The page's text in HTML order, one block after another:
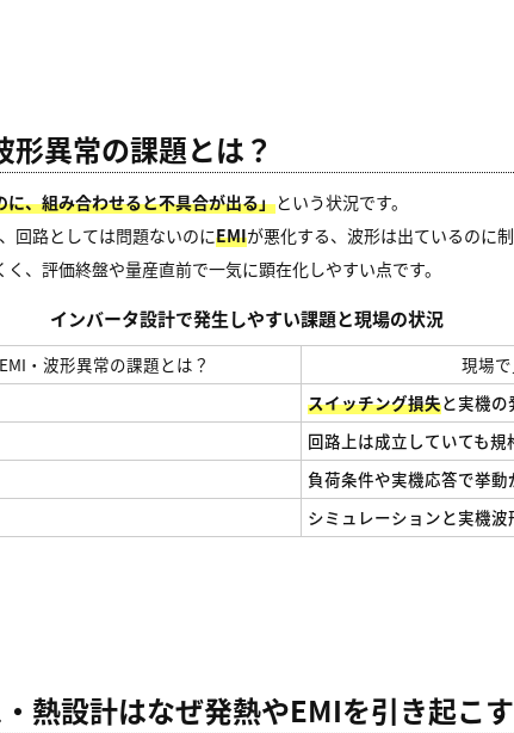
異常の課題とは？
に、組み合わせると不具合が出る」という状況です。
回路としては問題ないのにEMIが悪化する、波形は出ているのに
、評価終盤や量産直前で一気に顕在化しやすい点です。
インバータ設計で発生しやすい課題と現場の状況
・波形異常の課題とは？
現場
スイッチング損失と実機
回路上は成立していても
負荷条件や実機応答で挙動
シミュレーションと実機
熱設計はなぜ発熱やEMIを引き起こ